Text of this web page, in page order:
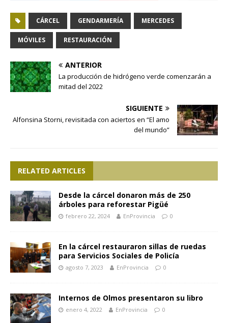
CÁRCEL GENDARMERÍA MERCEDES
MÓVILES RESTAURACIÓN
ANTERIOR
La producción de hidrógeno verde comenzarán a
mitad del 2022
SIGUIENTE
Alfonsina Storni, revisitada con aciertos en “El amo
del mundo”
RELATED ARTICLES
Desde la cárcel donaron más de 250
árboles para reforestar Pigüé
febrero 22, 2024 EnProvincia 0
En la cárcel restauraron sillas de ruedas
para Servicios Sociales de Policía
agosto 7, 2023 EnProvincia 0
Internos de Olmos presentaron su libro
enero 4, 2022 EnProvincia 0